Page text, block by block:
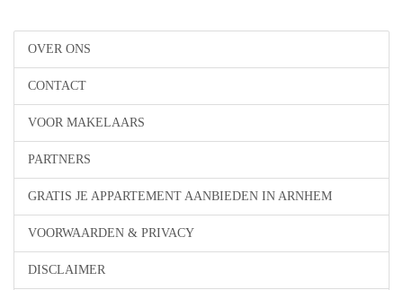
OVER ONS
CONTACT
VOOR MAKELAARS
PARTNERS
GRATIS JE APPARTEMENT AANBIEDEN IN ARNHEM
VOORWAARDEN & PRIVACY
DISCLAIMER